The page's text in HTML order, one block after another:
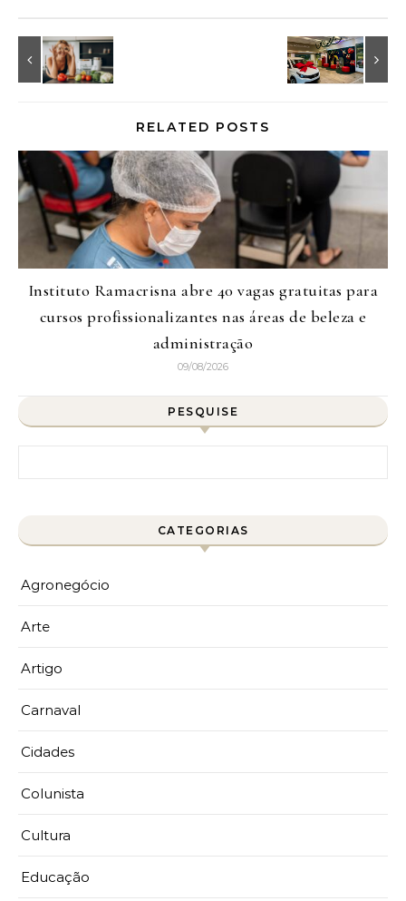
RELATED POSTS
Instituto Ramacrisna abre 40 vagas gratuitas para
cursos profissionalizantes nas áreas de beleza e
administração
09/08/2026
PESQUISE
CATEGORIAS
Agronegócio
Arte
Artigo
Carnaval
Cidades
Colunista
Cultura
Educação